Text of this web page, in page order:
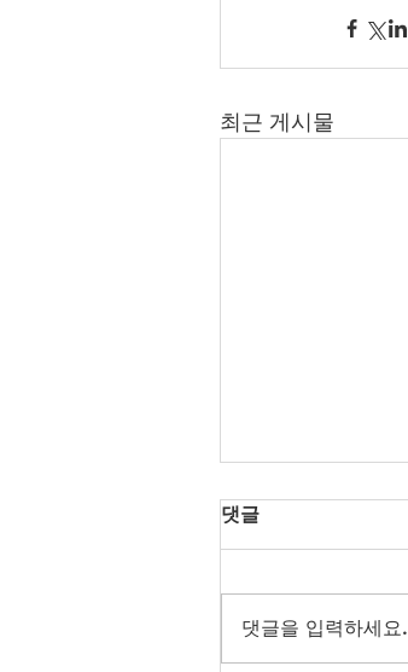
최근 게시물
댓글
댓글을 입력하세요.